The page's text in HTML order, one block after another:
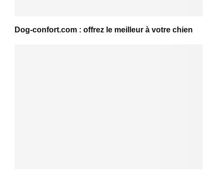
Dog-confort.com : offrez le meilleur à votre chien